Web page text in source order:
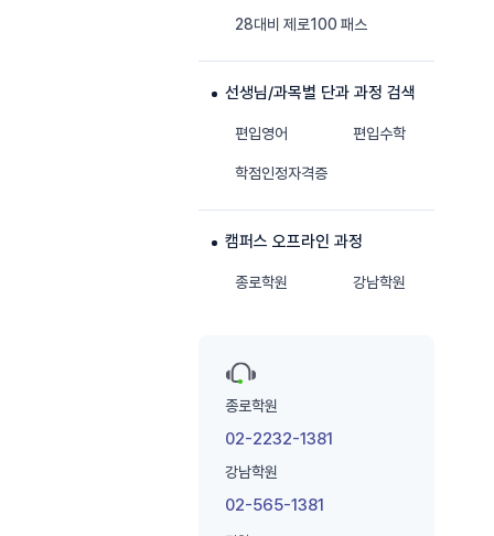
28대비 제로100 패스
선생님/과목별 단과 과정 검색
편입영어 편입수학
학점인정자격증
캠퍼스 오프라인 과정
종로학원 강남학원
종로학원
02-2232-1381
강남학원
02-565-1381